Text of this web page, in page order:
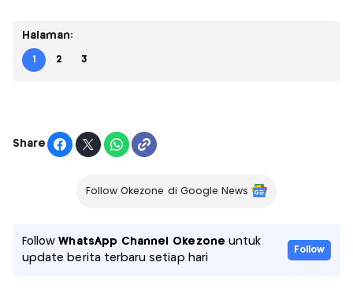
Halaman:
1 2 3
Share
Follow Okezone di Google News
FollowWhatsApp Channel Okezone untuk
update berita terbaru setiap hari
Follow